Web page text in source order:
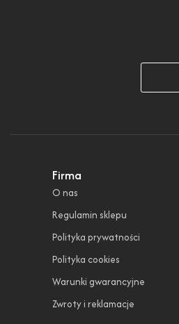
Firma
O nas
Regulamin sklepu
Polityka prywatności
Polityka cookies
Warunki gwarancyjne
Zwroty i reklamacje